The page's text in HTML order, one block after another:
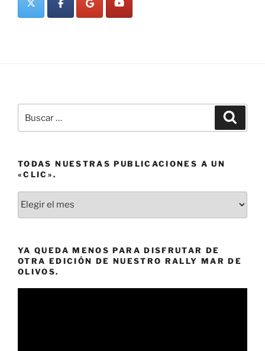
por:
TODAS NUESTRAS PUBLICACIONES A UN
«CLIC».
nuestras
un
«clic».
YA QUEDA MENOS PARA DISFRUTAR DE
OTRA EDICIÓN DE NUESTRO RALLY MAR DE
OLIVOS.